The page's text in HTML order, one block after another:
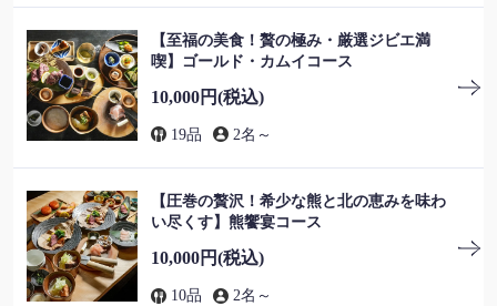
【至福の美食！贅の極み・厳選ジビエ満
喫】ゴールド・カムイコース
10,000円(税込)
19品 2名～
【圧巻の贅沢！希少な熊と北の恵みを味わ
い尽くす】熊饗宴コース
10,000円(税込)
10品 2名～
この店舗情報をシェアする
コース | 【すすきの×アイヌ料理×鹿肉×熊肉】チセのある個
室居酒屋 海空のハル
北海道札幌市中央区南４条西５丁目8 F-45ビル地下1F
https://umizoranoharu-susukino.owst.jp/courses